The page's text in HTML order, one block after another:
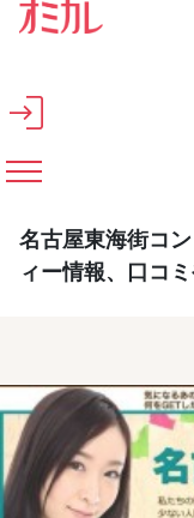
メインコンテンツへスキッ
名古屋東海街コ
ィー情報、口コ